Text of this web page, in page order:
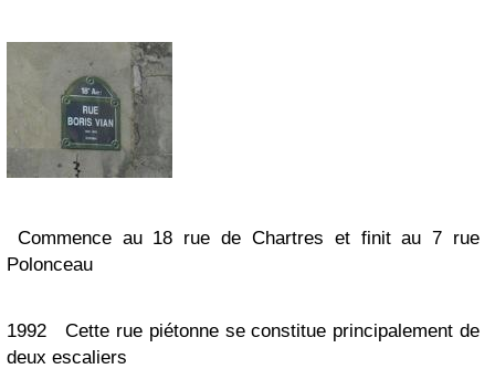
Commence au 18 rue de Chartres et finit au 7 rue
Polonceau
1992
Cette rue piétonne se constitue principalement de
deux escaliers